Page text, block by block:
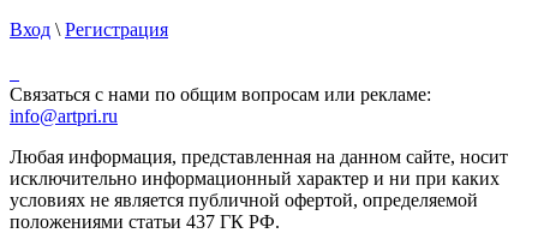
Вход \ Регистрация
Связаться с нами по общим вопросам или рекламе:
info@artpri.ru
Любая информация, представленная на данном сайте, носит
исключительно информационный характер и ни при каких
условиях не является публичной офертой, определяемой
положениями статьи 437 ГК РФ.